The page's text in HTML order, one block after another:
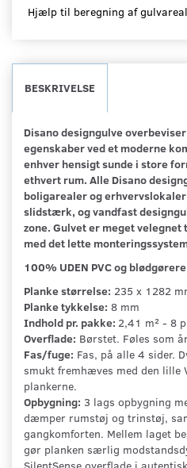
Hjælp til beregning af gulvareal
BESKRIVELSE
Disano designgulve
egenskaber ved et moderne
enhver hensigt sunde i store
ethvert rum. Alle Disano
boligarealer og
slidstærk, og vandfast
zone. Gulvet er meget
med det lette
100% UDEN PVC og
Planke størrelse: 235 x 1282
Planke tykkelse: 8 mm
Indhold pr. pakke: 2,41 m² - 8
Overflade: Børstet. Føles som
Fas/fuge: Fas, på alle 4 sider.
smukt fremhæves med den lille
plankerne.
Opbygning: 3 lags opbygning
dæmper rumstøj og trinstøj,
gangkomforten. Mellem laget
gør planken særlig